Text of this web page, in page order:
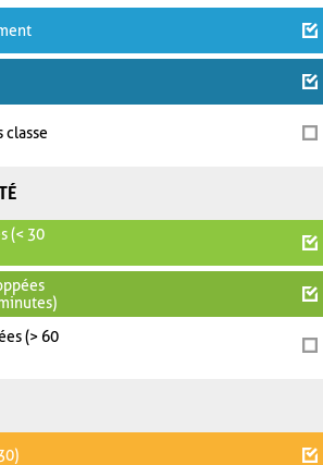
classe
(< 30
(> 60